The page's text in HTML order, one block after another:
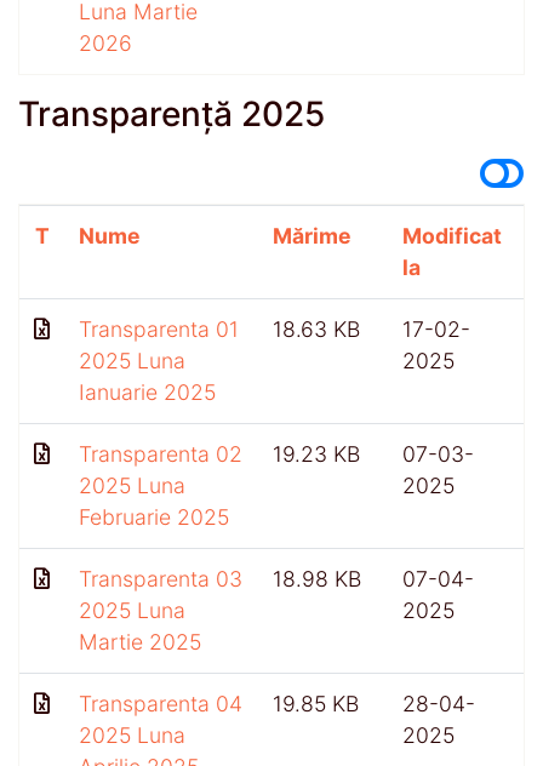
Luna Martie
2026
Transparență 2025
T Nume Mărime
Modificat
la
Transparenta 01
2025 Luna
Ianuarie 2025
18.63 KB
17-02-
2025
Transparenta 02
2025 Luna
Februarie 2025
19.23 KB
07-03-
2025
Transparenta 03
2025 Luna
Martie 2025
18.98 KB
07-04-
2025
Transparenta 04
2025 Luna
19.85 KB
28-04-
2025